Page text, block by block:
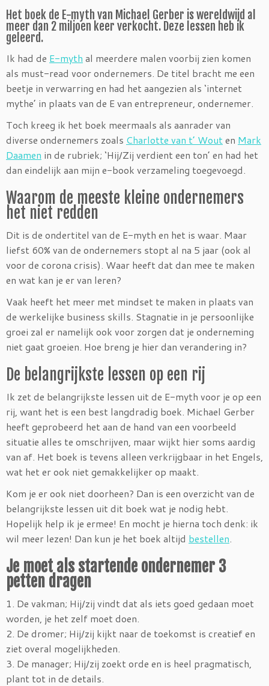
Het boek de E-myth van Michael Gerber is wereldwijd al
meer dan 2 miljoen keer verkocht. Deze lessen heb ik
geleerd.
Ik had de E-myth al meerdere malen voorbij zien komen
als must-read voor ondernemers. De titel bracht me een
beetje in verwarring en had het aangezien als ‘internet
mythe’ in plaats van de E van entrepreneur, ondernemer.
Toch kreeg ik het boek meermaals als aanrader van
diverse ondernemers zoals Charlotte van t’ Wouten Mark
Daamen in de rubriek; ‘Hij/Zij verdient een ton’ en had het
dan eindelijk aan mijn e-book verzameling toegevoegd.
Waarom de meeste kleine ondernemers
het niet redden
Dit is de ondertitel van de E-myth en het is waar. Maar
liefst 60% van de ondernemers stopt al na 5 jaar (ook al
voor de corona crisis). Waar heeft dat dan mee te maken
en wat kan je er van leren?
Vaak heeft het meer met mindset te maken in plaats van
de werkelijke business skills. Stagnatie in je persoonlijke
groei zal er namelijk ook voor zorgen dat je onderneming
niet gaat groeien. Hoe breng je hier dan verandering in?
De belangrijkste lessen op een rij
Ik zet de belangrijkste lessen uit de E-myth voor je op een
rij, want het is een best langdradig boek. Michael Gerber
heeft geprobeerd het aan de hand van een voorbeeld
situatie alles te omschrijven, maar wijkt hier soms aardig
van af. Het boek is tevens alleen verkrijgbaar in het Engels,
wat het er ook niet gemakkelijker op maakt.
Kom je er ook niet doorheen? Dan is een overzicht van de
belangrijkste lessen uit dit boek wat je nodig hebt.
Hopelijk help ik je ermee! En mocht je hierna toch denk: ik
wil meer lezen! Dan kun je het boek altijd bestellen.
Je moet als startende ondernemer 3
petten dragen
1. De vakman; Hij/zij vindt dat als iets goed gedaan moet
worden, je het zelf moet doen.
2. De dromer; Hij/zij kijkt naar de toekomst is creatief en
ziet overal mogelijkheden.
3. De manager; Hij/zij zoekt orde en is heel pragmatisch,
plant tot in de details.